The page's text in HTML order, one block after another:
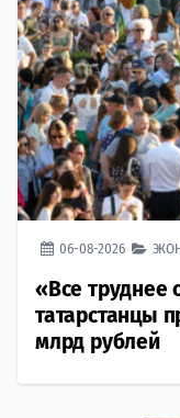
06-08-2026
«Все труднее
татарстанцы
млрд рублей